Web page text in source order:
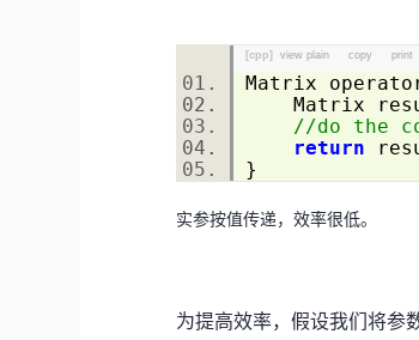
[cpp] view plain copy print
Matrix
Matrix
//do the
return
}
实参按值传递，效率很低。
为提高效率，假设我们将参